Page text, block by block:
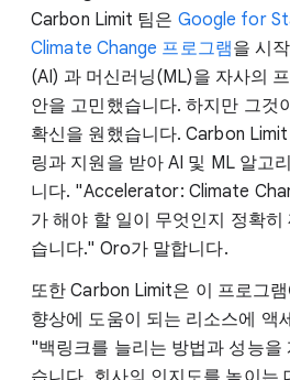
Carbon Limit 팀은 Google for
Climate Change 프로그램을 시
(AI) 과 머신러닝(ML)을 자사의
안을 고민했습니다. 하지만 그것
확신을 원했습니다. Carbon
링과 지원을 받아 AI 및 ML 알고
니다. "Accelerator: Climate
가 해야 할 일이 무엇인지 정확히
습니다." Oro가 말합니다.
또한 Carbon Limit은 이 프로그
향상에 도움이 되는 리소스에 액
"백링크를 늘리는 방법과 성능을